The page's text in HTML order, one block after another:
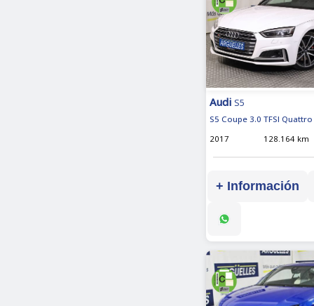
Audi S5
S5 Coupe 3.0 TFSI
2017
128.164 km
+ Información